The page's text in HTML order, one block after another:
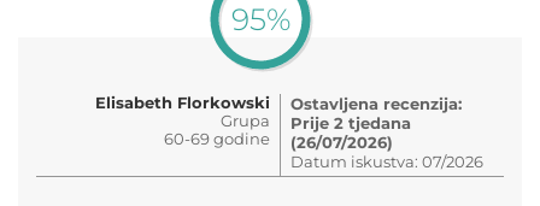
95%
Elisabeth Florkowski
Grupa
60-69 godine
Ostavljena recenzija:
Prije 2 tjedana
(26/07/2026)
Datum iskustva: 07/2026